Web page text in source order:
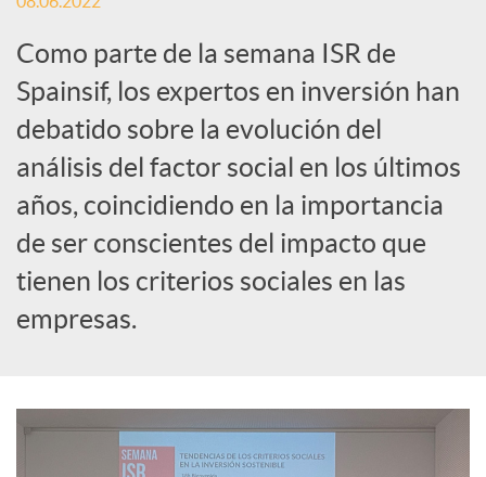
i
a
l
e
s
Como parte de la semana ISR de
Spainsif, los expertos en inversión han
debatido sobre la evolución del
análisis del factor social en los últimos
años, coincidiendo en la importancia
de ser conscientes del impacto que
tienen los criterios sociales en las
empresas.